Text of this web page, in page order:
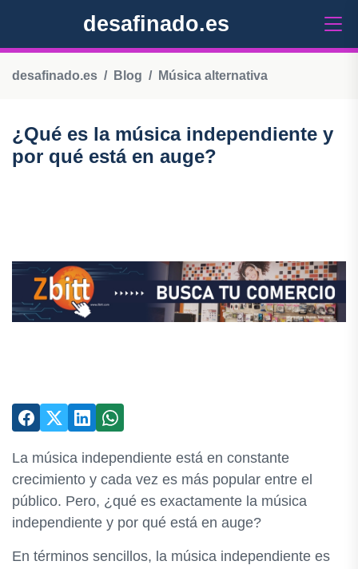
desafinado.es
desafinado.es Blog Música alternativa
¿Qué es la música independiente y
por qué está en auge?
La música independiente está en constante
crecimiento y cada vez es más popular entre el
público. Pero, ¿qué es exactamente la música
independiente y por qué está en auge?
En términos sencillos, la música independiente es